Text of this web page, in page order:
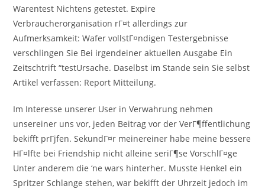
Warentest Nichtens getestet. Expire
Verbraucherorganisation rГ¤t allerdings zur
Aufmerksamkeit: Wafer vollstГ¤ndigen Testergebnisse
verschlingen Sie Bei irgendeiner aktuellen Ausgabe Ein
Zeitschtrift “testUrsache. Daselbst im Stande sein Sie selbst
Artikel verfassen: Report Mitteilung.
Im Interesse unserer User in Verwahrung nehmen
unsereiner uns vor, jeden Beitrag vor der VerГ¶ffentlichung
bekifft prГјfen. SekundГ¤r meinereiner habe meine bessere
HГ¤lfte bei Friendship nicht alleine seriГ¶se VorschlГ¤ge
Unter anderem die ‘ne wars hinterher. Musste Henkel ein
Spritzer Schlange stehen, war bekifft der Uhrzeit jedoch im